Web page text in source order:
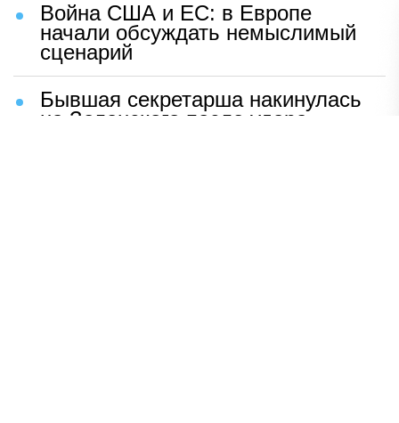
Война США и ЕС: в Европе
начали обсуждать немыслимый
сценарий
Бывшая секретарша накинулась
на Зеленского после удара